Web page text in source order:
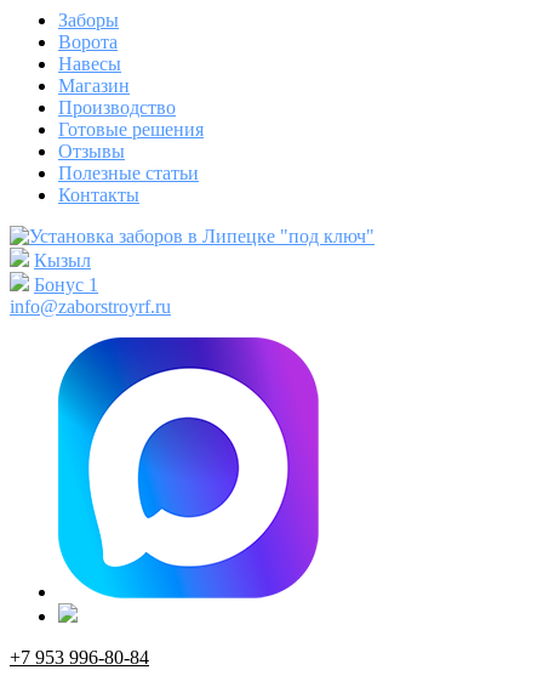
Заборы
Ворота
Навесы
Магазин
Производство
Готовые решения
Отзывы
Полезные статьи
Контакты
Кызыл
Бонус 1
info@zaborstroyrf.ru
+7 953 996-80-84